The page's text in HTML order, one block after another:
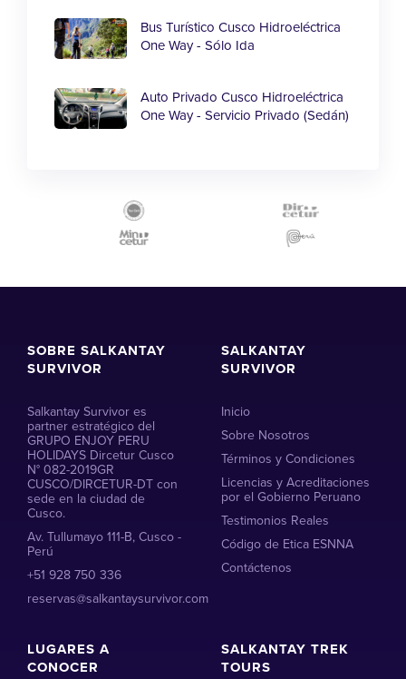
Bus Turístico Cusco Hidroeléctrica
One Way - Sólo Ida
Auto Privado Cusco Hidroeléctrica
One Way - Servicio Privado (Sedán)
SOBRE SALKANTAY
SURVIVOR
Salkantay Survivor es
partner estratégico del
GRUPO ENJOY PERU
HOLIDAYS Dircetur Cusco
N° 082-2019GR
CUSCO/DIRCETUR-DT con
sede en la ciudad de
Cusco.
Av. Tullumayo 111-B, Cusco -
Perú
+51 928 750 336
reservas@salkantaysurvivor.com
SALKANTAY
SURVIVOR
Inicio
Sobre Nosotros
Términos y Condiciones
Licencias y Acreditaciones
por el Gobierno Peruano
Testimonios Reales
Código de Etica ESNNA
Contáctenos
LUGARES A
CONOCER
SALKANTAY TREK
TOURS